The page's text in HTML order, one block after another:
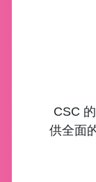
CSC
供全面